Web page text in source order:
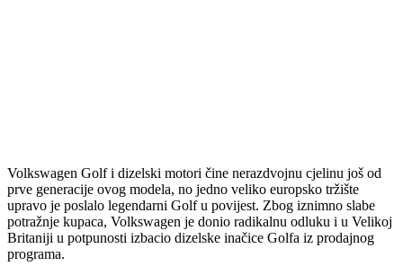
Volkswagen Golf i dizelski motori čine nerazdvojnu cjelinu još od
prve generacije ovog modela, no jedno veliko europsko tržište
upravo je poslalo legendarni Golf u povijest. Zbog iznimno slabe
potražnje kupaca, Volkswagen je donio radikalnu odluku i u Velikoj
Britaniji u potpunosti izbacio dizelske inačice Golfa iz prodajnog
programa.